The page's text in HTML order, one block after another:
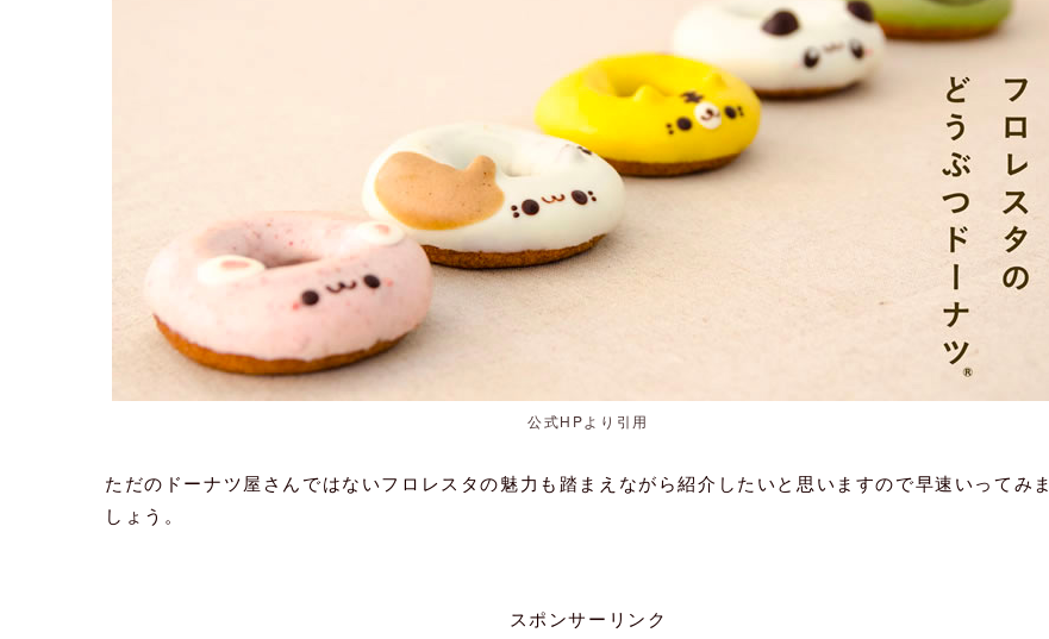
公式HPより引用
ただのドーナツ屋さんではないフロレスタの魅力も踏まえながら紹介したいと思いますので早速いってみま
しょう。
スポンサーリンク